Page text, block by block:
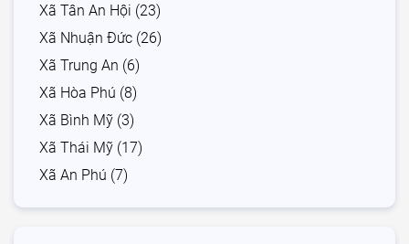
Xã Tân An Hội (23)
Xã Nhuận Đức (26)
Xã Trung An (6)
Xã Hòa Phú (8)
Xã Bình Mỹ (3)
Xã Thái Mỹ (17)
Xã An Phú (7)